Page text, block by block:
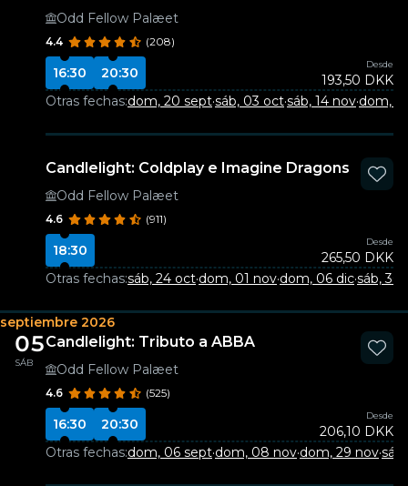
Odd Fellow Palæet
4.4 (208)
16:30 20:30
Desde
193,50 DKK
Otras fechas:dom, 20 sept·sáb, 03 oct·sáb, 14 nov·dom,
Candlelight: Coldplay e Imagine Dragons
Odd Fellow Palæet
4.6 (911)
18:30
Desde
265,50 DKK
Otras fechas:sáb, 24 oct·dom, 01 nov·dom, 06 dic·sáb, 30
septiembre 2026
05
SÁB
Candlelight: Tributo a ABBA
Odd Fellow Palæet
4.6 (525)
16:30 20:30
Desde
206,10 DKK
Otras fechas:dom, 06 sept·dom, 08 nov·dom, 29 nov·